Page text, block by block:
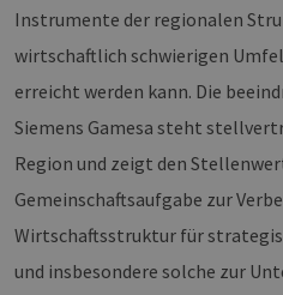
Instrumente der regionalen
wirtschaftlich schwierigen
erreicht werden kann. Die
Siemens Gamesa steht
Region und zeigt den
Gemeinschaftsaufgabe zur
Wirtschaftsstruktur für
und insbesondere solche zur